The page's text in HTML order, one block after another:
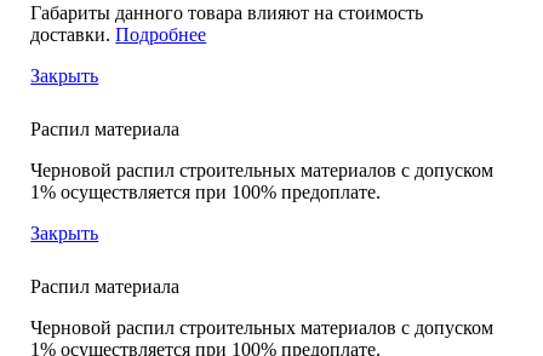
Габариты данного товара влияют на стоимость
доставки.Подробнее
Закрыть
Распил материала
Черновой распил строительных материалов с допуском
1% осуществляется при 100% предоплате.
Закрыть
Распил материала
Черновой распил строительных материалов с допуском
1% осуществляется при 100% предоплате.